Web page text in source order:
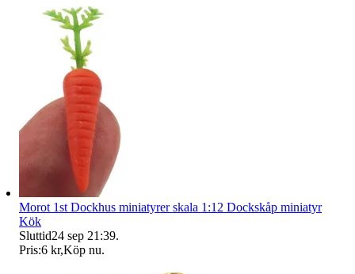
Morot 1st Dockhus miniatyrer skala 1:12 Dockskåp miniatyr
Kök
Sluttid24 sep 21:39.
Pris:6 kr,Köp nu.